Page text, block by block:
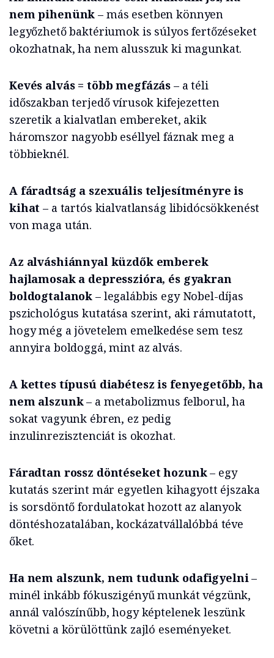
nem pihenünk – más esetben könnyen
legyőzhető baktériumok is súlyos fertőzéseket
okozhatnak, ha nem alusszuk ki magunkat.
Kevés alvás = több megfázás – a téli
időszakban terjedő vírusok kifejezetten
szeretik a kialvatlan embereket, akik
háromszor nagyobb eséllyel fáznak meg a
többieknél.
A fáradtság a szexuális teljesítményre is
kihat – a tartós kialvatlanság libidócsökkenést
von maga után.
Az alváshiánnyal küzdők emberek
hajlamosak a depresszióra, és gyakran
boldogtalanok – legalábbis egy Nobel-díjas
pszichológus kutatása szerint, aki rámutatott,
hogy még a jövetelem emelkedése sem tesz
annyira boldoggá, mint az alvás.
A kettes típusú diabétesz is fenyegetőbb, ha
nem alszunk– a metabolizmus felborul, ha
sokat vagyunk ébren, ez pedig
inzulinrezisztenciát is okozhat.
Fáradtan rossz döntéseket hozunk– egy
kutatás szerint már egyetlen kihagyott éjszaka
is sorsdöntő fordulatokat hozott az alanyok
döntéshozatalában, kockázatvállalóbbá téve
őket.
Ha nem alszunk, nem tudunk odafigyelni–
minél inkább fókuszigényű munkát végzünk,
annál valószínűbb, hogy képtelenek leszünk
követni a körülöttünk zajló eseményeket.